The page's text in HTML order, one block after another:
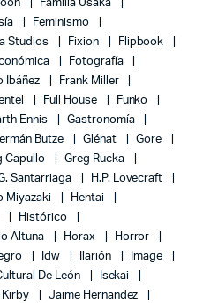
Familia Usaka
Feminismo
Studios Fixion
Flipbook
Fotografía
Ibáñez
Frank Miller
Full House
Funko
Ennis
Gastronomía
Butze Glénat
Gore
Capullo
Greg Rucka
Santarriaga
H.P. Lovecraft
Miyazaki
Hentai
Histórico
Altuna Horax
Horror
Idw Ilarión
Image
De León
Isekai
Jaime Hernandez